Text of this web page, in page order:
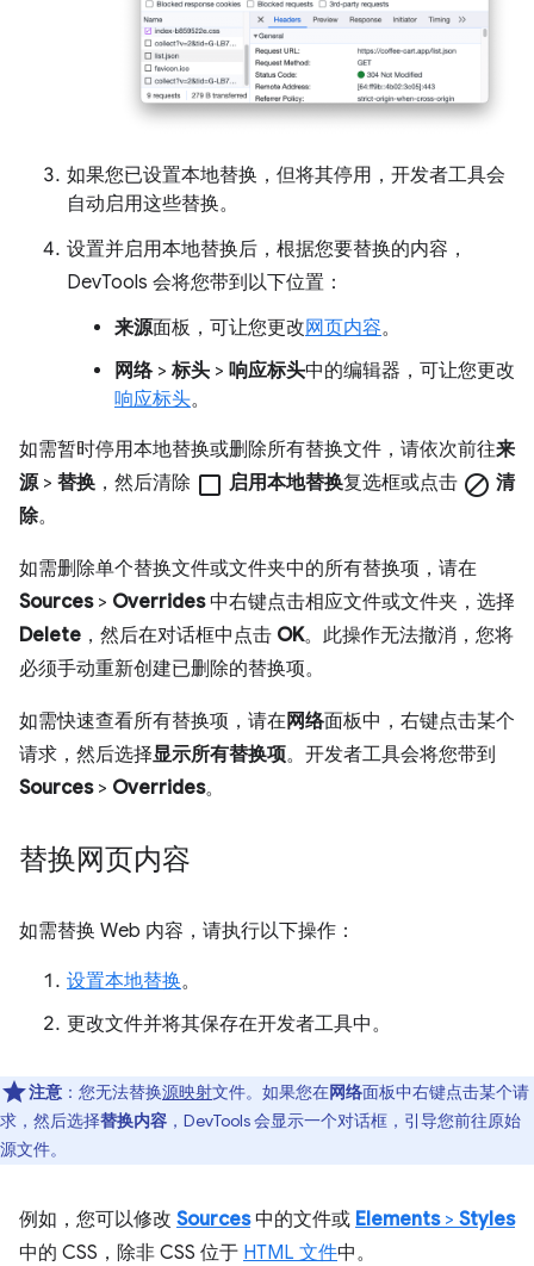
如果您已设置本地替换，但将其停用，开发者工具会
自动启用这些替换。
设置并启用本地替换后，根据您要替换的内容，
DevTools 会将您带到以下位置：
来源面板，可让您更改网页内容。
网络> 标头 > 响应标头中的编辑器，可让您更改
响应标头。
如需暂时停用本地替换或删除所有替换文件，请依次前往来
源> 替换 ，然后清除 check_box_outline_blank 启用本地替换复选框或点击 block 清
除。
如需删除单个替换文件或文件夹中的所有替换项，请在
Sources> Overrides中右键点击相应文件或文件夹，选择
Delete ，然后在对话框中点击 OK。此操作无法撤消，您将
必须手动重新创建已删除的替换项。
如需快速查看所有替换项，请在 网络面板中，右键点击某个
请求，然后选择显示所有替换项。开发者工具会将您带到
Sources> Overrides。
替换网页内容
如需替换 Web 内容，请执行以下操作：
设置本地替换。
更改文件并将其保存在开发者工具中。
注意 ：您无法替换源映射文件。如果您在网络面板中右键点击某个请
求，然后选择替换内容 ，DevTools 会显示一个对话框，引导您前往原始
源文件。
例如，您可以修改 Sources中的文件或 Elements> Styles
中的 CSS，除非 CSS 位于 HTML 文件中。